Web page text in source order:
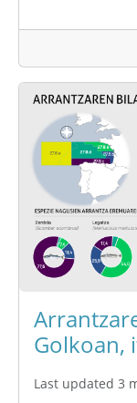
Golkoan,
Last updated 3